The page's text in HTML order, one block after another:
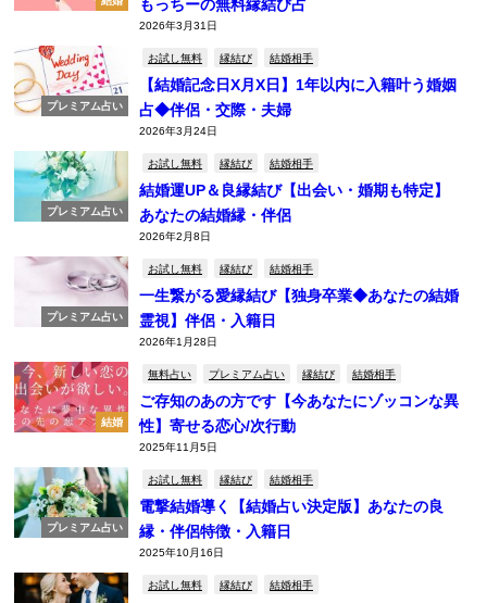
もっちーの無料縁結び占
2026年3月31日
プレミアム占い
お試し無料 縁結び 結婚相手
【結婚記念日X月X日】1年以内に入籍叶う婚姻
占◆伴侶・交際・夫婦
2026年3月24日
プレミアム占い
お試し無料 縁結び 結婚相手
結婚運UP＆良縁結び【出会い・婚期も特定】
あなたの結婚縁・伴侶
2026年2月8日
プレミアム占い
お試し無料 縁結び 結婚相手
一生繋がる愛縁結び【独身卒業◆あなたの結婚
霊視】伴侶・入籍日
2026年1月28日
結婚
無料占い プレミアム占い 縁結び 結婚相手
ご存知のあの方です【今あなたにゾッコンな異
性】寄せる恋心/次行動
2025年11月5日
プレミアム占い
お試し無料 縁結び 結婚相手
電撃結婚導く【結婚占い決定版】あなたの良
縁・伴侶特徴・入籍日
2025年10月16日
お試し無料 縁結び 結婚相手